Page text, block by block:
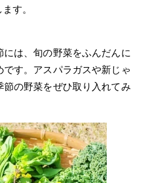
す。
は、旬の野菜をふんだんに
す。アスパラガスや新じゃ
節の野菜をぜひ取り入れてみ